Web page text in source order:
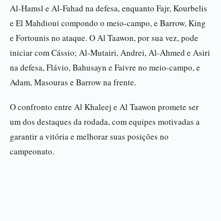
Al-Hamsl e Al-Fahad na defesa, enquanto Fajr, Kourbelis
e El Mahdioui compondo o meio-campo, e Barrow, King
e Fortounis no ataque. O Al Taawon, por sua vez, pode
iniciar com Cássio; Al-Mutairi, Andrei, Al-Ahmed e Asiri
na defesa, Flávio, Bahusayn e Faivre no meio-campo, e
Adam, Masouras e Barrow na frente.
O confronto entre Al Khaleej e Al Taawon promete ser
um dos destaques da rodada, com equipes motivadas a
garantir a vitória e melhorar suas posições no
campeonato.